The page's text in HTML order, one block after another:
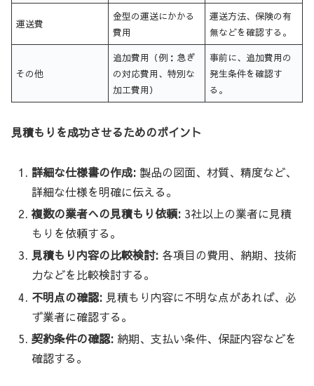
運送費
金型の運送にかかる
費用
運送方法、保険の有
無などを確認する。
その他
追加費用（例：急ぎ
の対応費用、特別な
加工費用）
事前に、追加費用の
発生条件を確認す
る。
見積もりを成功させるためのポイント
詳細な仕様書の作成: 製品の図面、材質、精度など、
詳細な仕様を明確に伝える。
複数の業者への見積もり依頼: 3社以上の業者に見積
もりを依頼する。
見積もり内容の比較検討: 各項目の費用、納期、技術
力などを比較検討する。
不明点の確認: 見積もり内容に不明な点があれば、必
ず業者に確認する。
契約条件の確認: 納期、支払い条件、保証内容などを
確認する。